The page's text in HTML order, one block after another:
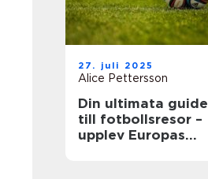
27. juli 2025
Alice Pettersson
Din ultimata guide
till fotbollsresor –
upplev Europas